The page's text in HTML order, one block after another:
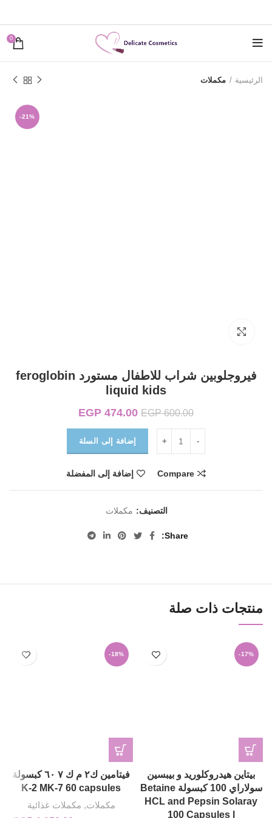
0
الرئيسية مكملات
-21%
فيروجلوبين شراب للاطفال مستورد feroglobin
liquid kids
EGP600.00
السعر الأصلي هو:
EGP 600.00.
EGP 474.00
EGP 474.00.
إضافة إلى السلة
Compare إضافة إلى المفضلة
التصنيف: مكملات
Share
منتجات ذات صلة
-17%
بيتاين هيدروكلوريد و بيبسين
سولاراي 100 كبسولة Betaine
HCL and Pepsin Solaray
100 Capsules l
-18%
فيتامين ك٢ م ك ٧ ٦٠ كبسولة
K-2 MK-7 60 capsules
مكملات, مكملات غذائية